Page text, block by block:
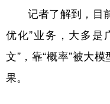
记者了解到，目前
优化”业务，大多是
文”，靠“概率”被大
果。